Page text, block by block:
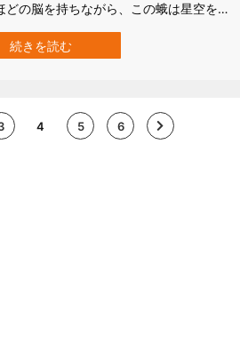
の脳を持ちながら、この蛾は星空を
南オーストラリア大学（UniSA）の研
モスは星空を目印に長距離移動をする
続きを読む
4 5 6